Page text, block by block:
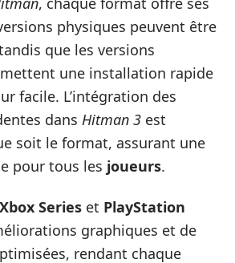
physiques peuvent être
que les versions
une installation rapide
facile. L’intégration des
dans Hitman 3 est
soit le format, assurant une
pour tous les joueurs.
Xbox Series et PlayStation
graphiques et de
rendant chaque